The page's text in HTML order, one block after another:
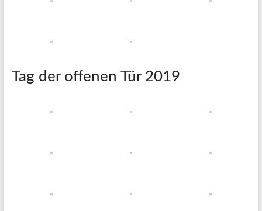
Tag der offenen Tür 2019